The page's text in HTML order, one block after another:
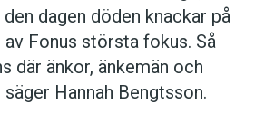
dagen döden knackar på
Fonus största fokus. Så
där änkor, änkemän och
säger Hannah Bengtsson.